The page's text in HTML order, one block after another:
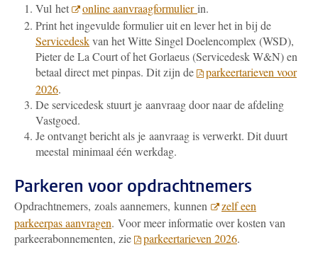
Vul het online aanvraagformulierin.
Print het ingevulde formulier uit en lever het in bij de
Servicedeskvan het Witte Singel Doelencomplex (WSD),
Pieter de La Court of het Gorlaeus (Servicedesk W&N) en
betaal direct met pinpas. Dit zijn de
parkeertarieven voor
2026.
De servicedesk stuurt je aanvraag door naar de afdeling
Vastgoed.
Je ontvangt bericht als je aanvraag is verwerkt. Dit duurt
meestal minimaal één werkdag.
Parkeren voor opdrachtnemers
Opdrachtnemers, zoals aannemers, kunnen
zelf een
parkeerpas aanvragen. Voor meer informatie over kosten van
parkeerabonnementen, zie
parkeertarieven 2026.